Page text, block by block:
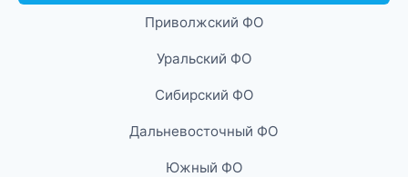
Приволжский ФО
Уральский ФО
Сибирский ФО
Дальневосточный ФО
Южный ФО